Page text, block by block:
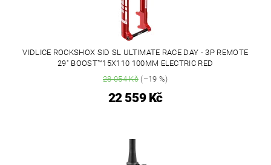
VIDLICE ROCKSHOX SID SL ULTIMATE RACE DAY - 3P REMOTE
29" BOOST™15X110 100MM ELECTRIC RED
28 054 Kč(–19 %)
22 559 Kč